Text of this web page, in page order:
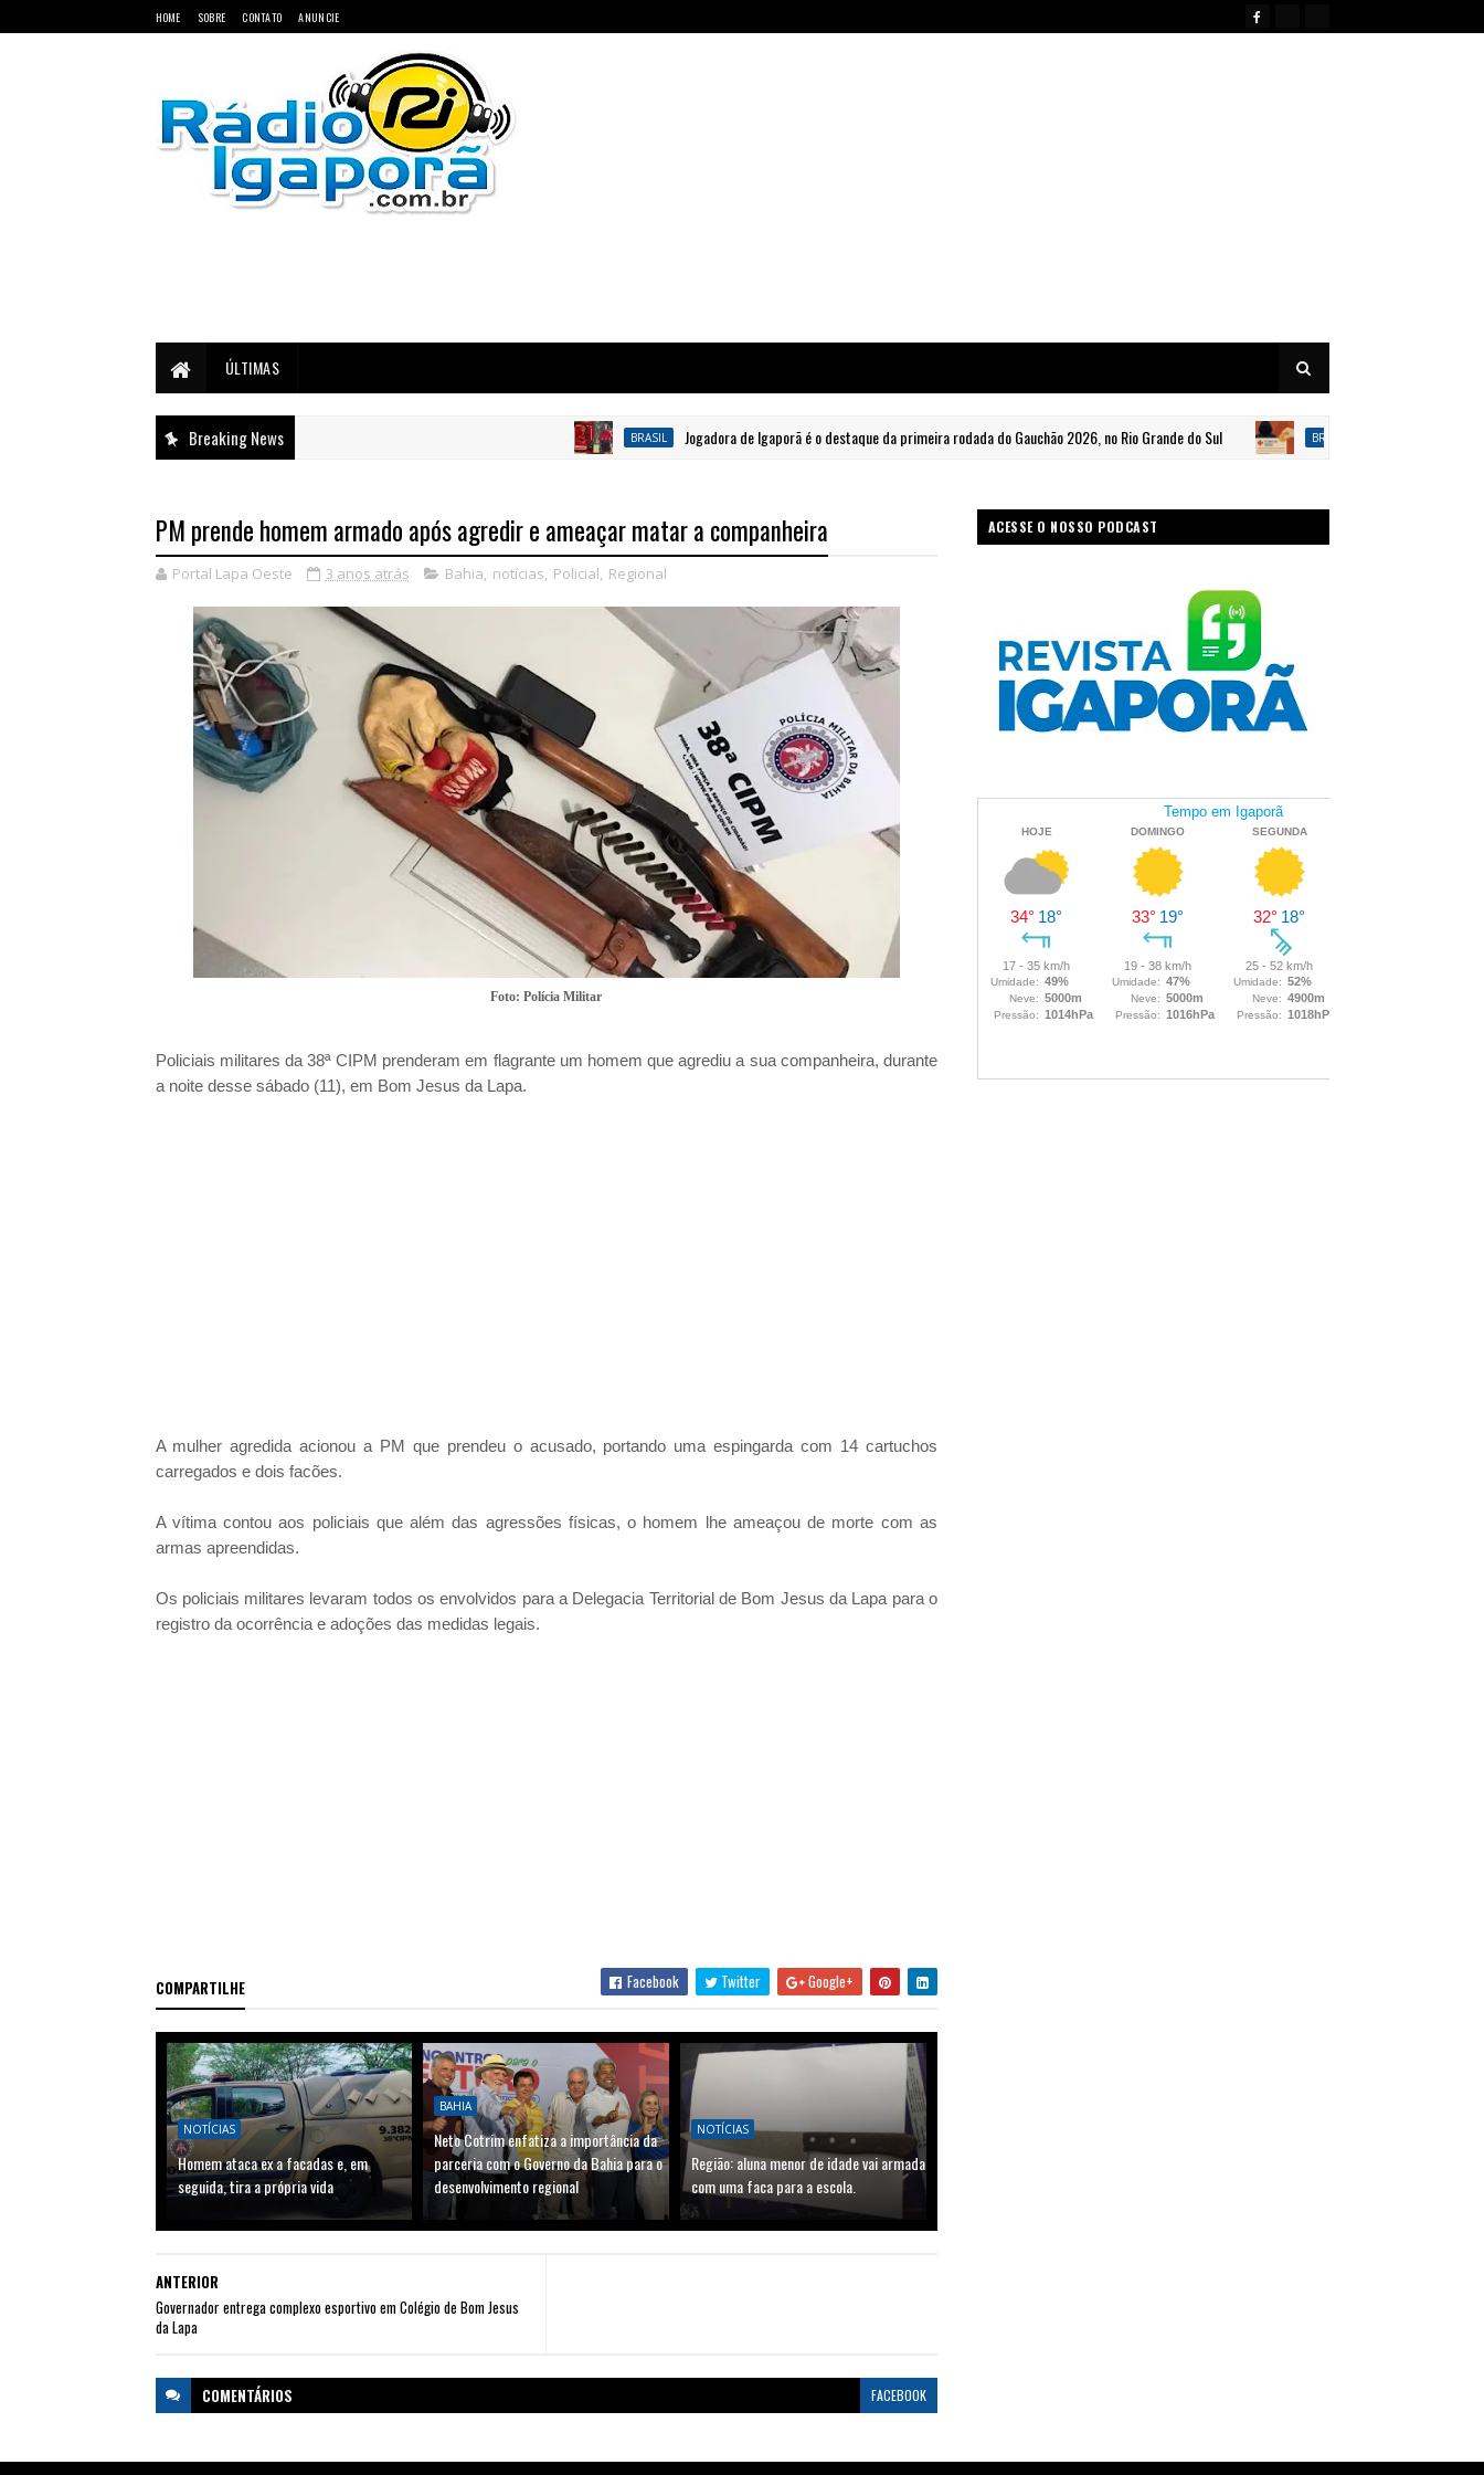
HOME SOBRE CONTATO ANUNCIE
ÚLTIMAS
Breaking News BRASIL Jogadora de Igaporã é o destaque da primeira rodada do Gauchão 2026, no Rio Grande do Sul BRASIL
PM prende homem armado após agredir e ameaçar matar a companheira
Portal Lapa Oeste 3 anos atrás Bahia, notícias, Policial, Regional
Foto: Polícia Militar
Policiais militares da 38ª CIPM prenderam em flagrante um homem que agrediu a sua companheira, durante
a noite desse sábado (11), em Bom Jesus da Lapa.
A mulher agredida acionou a PM que prendeu o acusado, portando uma espingarda com 14 cartuchos
carregados e dois facões.
A vítima contou aos policiais que além das agressões físicas, o homem lhe ameaçou de morte com as
armas apreendidas.
Os policiais militares levaram todos os envolvidos para a Delegacia Territorial de Bom Jesus da Lapa para o
registro da ocorrência e adoções das medidas legais.
COMPARTILHE Facebook Twitter Google+
NOTÍCIAS
Homem ataca ex a facadas e, em
seguida, tira a própria vida
BAHIA
Neto Cotrim enfatiza a importância da
parceria com o Governo da Bahia para o
desenvolvimento regional
NOTÍCIAS
Região: aluna menor de idade vai armada
com uma faca para a escola.
ANTERIOR
Governador entrega complexo esportivo em Colégio de Bom Jesus
da Lapa
COMENTÁRIOS FACEBOOK
ACESSE O NOSSO PODCAST